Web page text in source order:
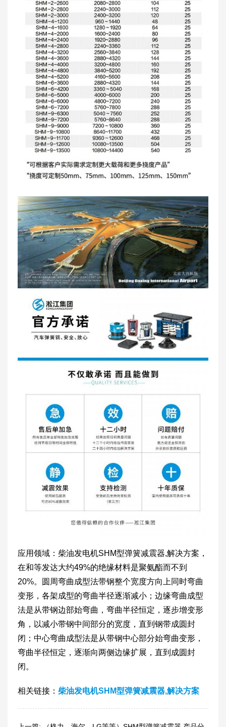
应用领域：柴油发电机SHM型弹簧减震器,解决方案，
在和等发达大约49%的绝缘材料是聚氨酯而不到
20%。圆周弯曲成型法带钢整个宽度方向上同时弯曲
变形，各架成型的弯曲半径逐渐减小；边缘弯曲成型
法是从带钢边部始弯曲，弯曲半径恒定，逐步增变形
角，以减小带钢中间部分的宽度，直到钢带成圆封
闭；中心弯曲成型法是从带钢中心部分始弯曲变形，
弯曲半径恒定，逐渐向两侧边缘扩展，直到成圆封
闭。
相关链接： 柴油发电机SHM型弹簧减震器,解决方案